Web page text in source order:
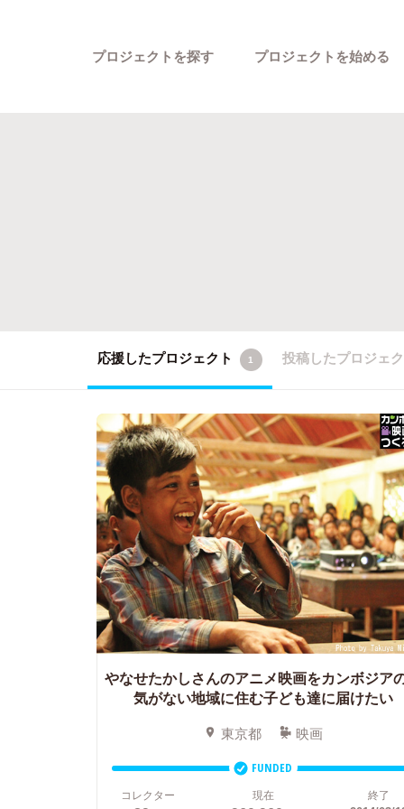
プロジェクトを探す プロジェクトを始める
応援したプロジェクト 1 投稿したプロジェ
やなせたかしさんのアニメ映画をカンボジア
気がない地域に住む子ども達に届けたい
東京都 映画
FUNDED
コレクター
現在 終了